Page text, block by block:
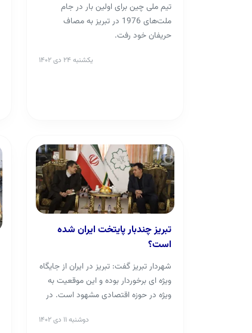
تیم ملی چین برای اولین بار در جام
ملت‌های 1976 در تبریز به مصاف
حریفان خود رفت.
یکشنبه ۲۴ دی ۱۴۰۲
تبریز چندبار پایتخت ایران شده
است؟
شهردار تبریز گفت: تبریز در ایران از جایگاه
ویژه ای برخوردار بوده و این موقعیت به
ویژه در حوزه اقتصادی مشهود است. در
دوشنبه ۱۱ دی ۱۴۰۲